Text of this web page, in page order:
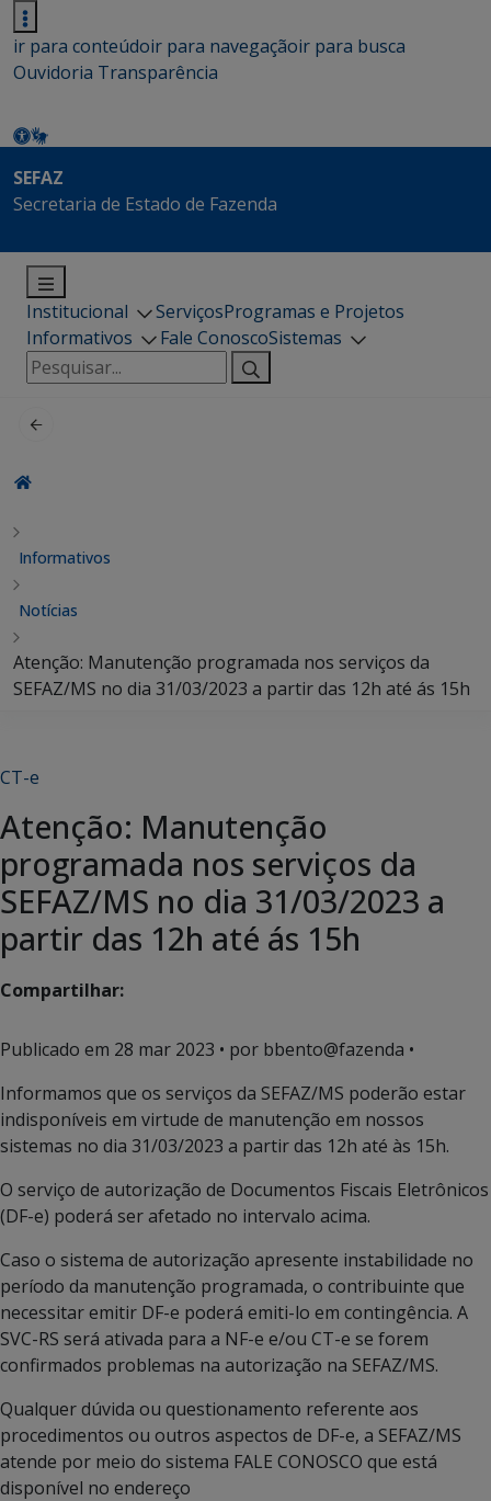
ir para conteúdoir para navegaçãoir para busca
Ouvidoria Transparência
SEFAZ
Secretaria de Estado de Fazenda
Institucional ServiçosProgramas e Projetos
Informativos
Fale ConoscoSistemas
Pesquisar
por:
Informativos
Notícias
Atenção: Manutenção programada nos serviços da
SEFAZ/MS no dia 31/03/2023 a partir das 12h até ás 15h
CT-e
Atenção: Manutenção
programada nos serviços da
SEFAZ/MS no dia 31/03/2023 a
partir das 12h até ás 15h
Compartilhar:
Publicado em 28 mar 2023 • por bbento@fazenda •
Informamos que os serviços da SEFAZ/MS poderão estar
indisponíveis em virtude de manutenção em nossos
sistemas no dia 31/03/2023 a partir das 12h até às 15h.
O serviço de autorização de Documentos Fiscais Eletrônicos
(DF-e) poderá ser afetado no intervalo acima.
Caso o sistema de autorização apresente instabilidade no
período da manutenção programada, o contribuinte que
necessitar emitir DF-e poderá emiti-lo em contingência. A
SVC-RS será ativada para a NF-e e/ou CT-e se forem
confirmados problemas na autorização na SEFAZ/MS.
Qualquer dúvida ou questionamento referente aos
procedimentos ou outros aspectos de DF-e, a SEFAZ/MS
atende por meio do sistema FALE CONOSCO que está
disponível no endereço